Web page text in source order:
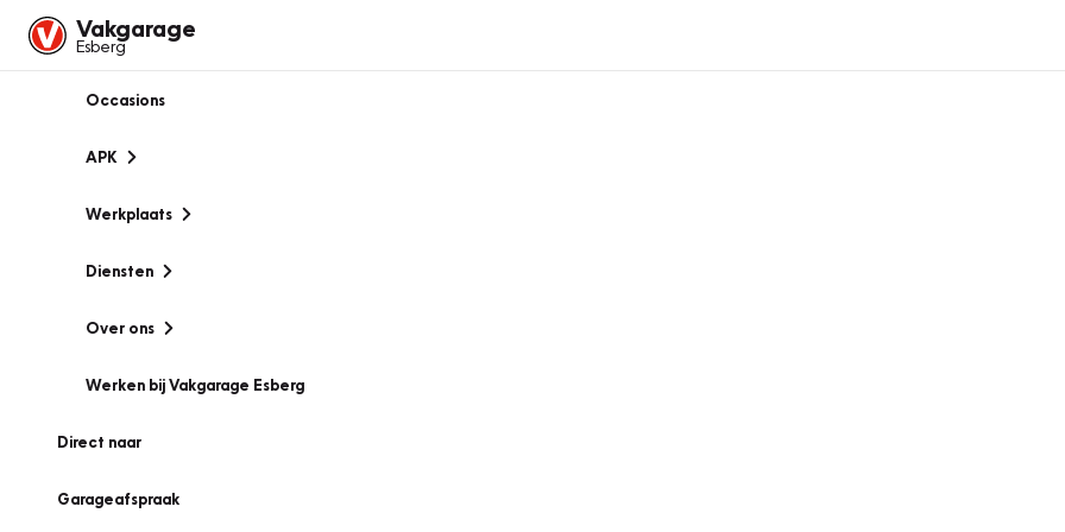
Vakgarage
Esberg
Occasions
APK
Werkplaats
Diensten
Over ons
Werken bij Vakgarage Esberg
Direct naar
Garageafspraak